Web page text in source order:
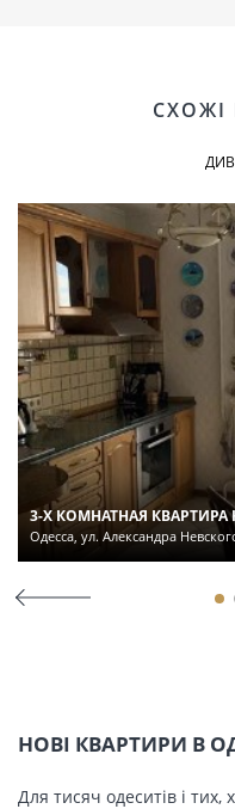
СХОЖІ
3-Х КОМНАТНАЯ
Одесса, ул. Александра
НОВІ КВАРТИРИ В
Для тисяч одеситів і